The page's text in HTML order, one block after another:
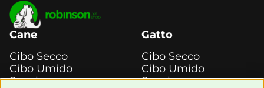
Cane
Cibo Secco
Cibo Umido
Snack e
Gatto
Cibo Secco
Cibo Umido
Snack e